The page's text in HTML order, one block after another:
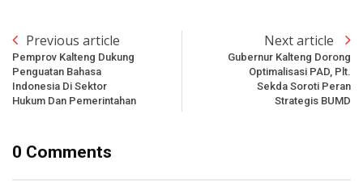
Previous article
Pemprov Kalteng Dukung
Penguatan Bahasa
Indonesia Di Sektor
Hukum Dan Pemerintahan
Next article
Gubernur Kalteng Dorong
Optimalisasi PAD, Plt.
Sekda Soroti Peran
Strategis BUMD
0 Comments